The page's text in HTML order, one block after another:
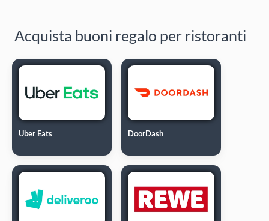
Acquista buoni regalo per ristoranti
Uber Eats DoorDash